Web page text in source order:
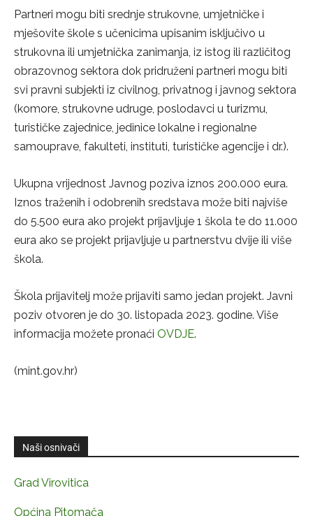
Partneri mogu biti srednje strukovne, umjetničke i
mješovite škole s učenicima upisanim isključivo u
strukovna ili umjetnička zanimanja, iz istog ili različitog
obrazovnog sektora dok pridruženi partneri mogu biti
svi pravni subjekti iz civilnog, privatnog i javnog sektora
(komore, strukovne udruge, poslodavci u turizmu,
turističke zajednice, jedinice lokalne i regionalne
samouprave, fakulteti, instituti, turističke agencije i dr.).
Ukupna vrijednost Javnog poziva iznos 200.000 eura.
Iznos traženih i odobrenih sredstava može biti najviše
do 5.500 eura ako projekt prijavljuje 1 škola te do 11.000
eura ako se projekt prijavljuje u partnerstvu dvije ili više
škola.
Škola prijavitelj može prijaviti samo jedan projekt. Javni
poziv otvoren je do 30. listopada 2023. godine. Više
informacija možete pronaći OVDJE.
(mint.gov.hr)
Naši osnivači
Grad Virovitica
Općina Pitomača